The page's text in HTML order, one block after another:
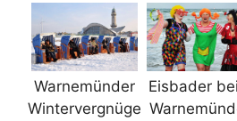
Warnemünder
Wintervergnüge
Eisbader